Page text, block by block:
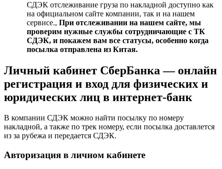
СДЭК отслеживание груза по накладной доступно как
на официальном сайте компании, так и на нашем
сервисе., При отслеживании на нашем сайте, мы
проверим нужные службы сотрудничающие с ТК
СДЭК, и покажем вам все статусы, особенно когда
посылка отправлена из Китая.
Личный кабинет СберБанка — онлайн
регистрация и вход для физических и
юридических лиц в интернет-банк
В компании СДЭК можно найти посылку по номеру
накладной, а также по трек номеру, если посылка доставлется
из за рубежа и передается СДЭК.
Авторизация в личном кабинете